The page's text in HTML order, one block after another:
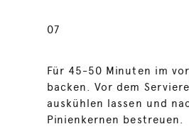
07
Für 45-50 Minuten im
backen. Vor dem
auskühlen lassen und
Pinienkernen bestreuen.